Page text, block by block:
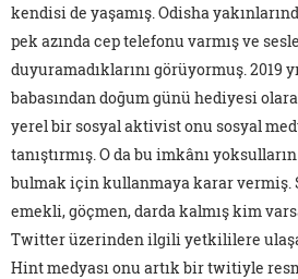
kendisi de yaşamış. Odisha
pek azında cep telefonu varmış ve
duyuramadıklarını görüyormuş. 2019
babasından doğum günü hediyesi
yerel bir sosyal aktivist onu sosyal
tanıştırmış. O da bu imkânı
bulmak için kullanmaya karar vermiş.
emekli, göçmen, darda kalmış kim
Twitter üzerinden ilgili yetkililere
Hint medyası onu artık bir twitiyle